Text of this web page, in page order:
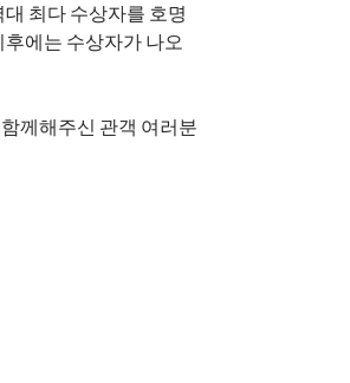
최다 수상자를 호명
에는 수상자가 나오
께해주신 관객 여러분